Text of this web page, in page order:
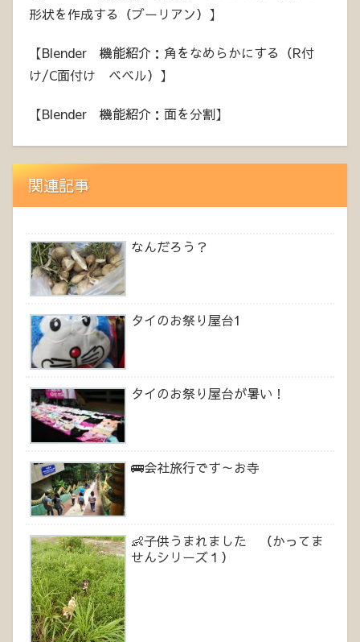
形状を作成する（ブーリアン）】
【Blender 機能紹介：角をなめらかにする（R付
け/C面付け ベベル）】
【Blender 機能紹介：面を分割】
関連記事
なんだろう？
タイのお祭り屋台1
タイのお祭り屋台が暑い！
🚌会社旅行です～お寺
👶子供うまれました （かってま
せんシリーズ１）